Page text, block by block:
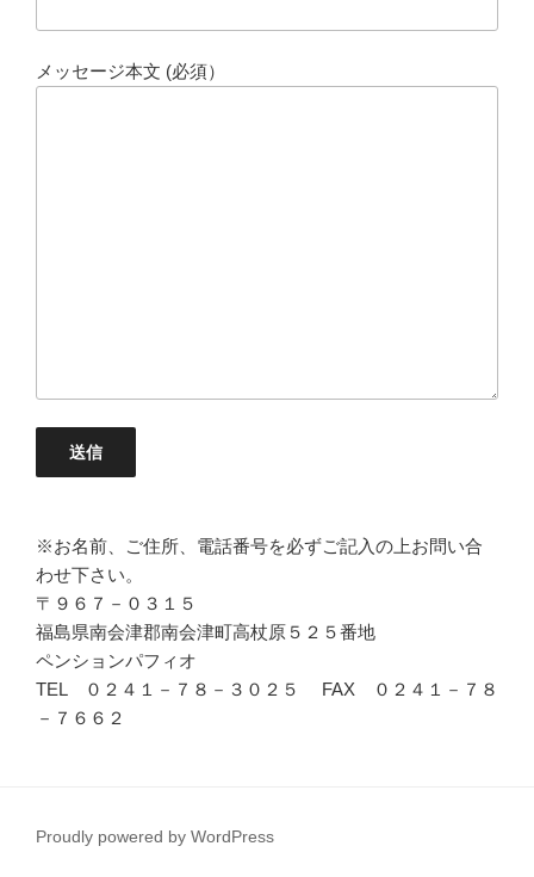
メッセージ本文 (必須）
※お名前、ご住所、電話番号を必ずご記入の上お問い合
わせ下さい。
〒９６７－０３１５
福島県南会津郡南会津町高杖原５２５番地
ペンションパフィオ
TEL ０２４１－７８－３０２５ FAX ０２４１－７８
－７６６２
Proudly powered by WordPress